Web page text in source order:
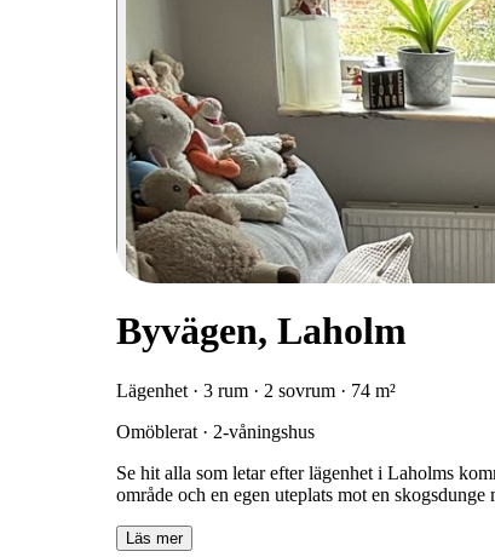
Byvägen, Laholm
Lägenhet · 3 rum · 2 sovrum · 74 m²
Omöblerat · 2-våningshus
Se hit alla som letar efter lägenhet i Laholms
område och en egen uteplats mot en
Läs mer